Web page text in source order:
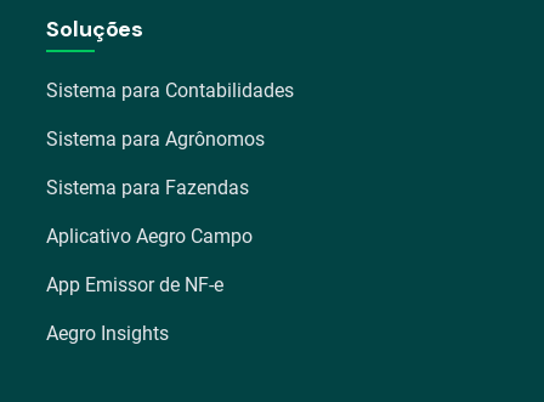
Soluções
Sistema para Contabilidades
Sistema para Agrônomos
Sistema para Fazendas
Aplicativo Aegro Campo
App Emissor de NF-e
Aegro Insights